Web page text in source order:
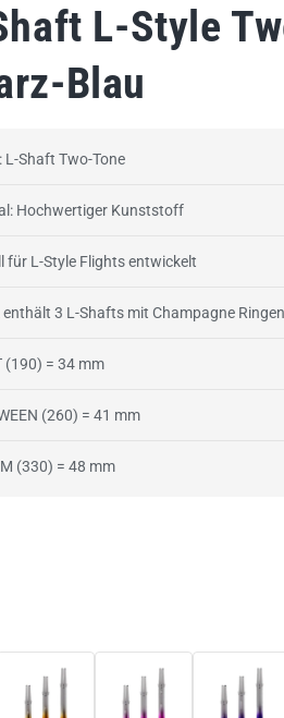
L-Style
Blau
L-Shaft Two-Tone
Hochwertiger Kunststoff
für L-Style Flights entwickelt
enthält 3 L-Shafts mit Champagne Ringen
(190) = 34 mm
(260) = 41 mm
(330) = 48 mm